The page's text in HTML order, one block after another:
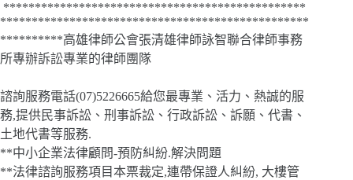
************************************************
*************************************************
**********高雄律師公會張清雄律師詠智聯合律師事務
所專辦訴訟專業的律師團隊
諮詢服務電話(07)5226665給您最專業、活力、熱誠的服
務,提供民事訴訟、刑事訴訟、行政訴訟、訴願、代書、
土地代書等服務.
**中小企業法律顧問-預防糾紛.解決問題
**法律諮詢服務項目本票裁定,連帶保證人糾紛, 大樓管